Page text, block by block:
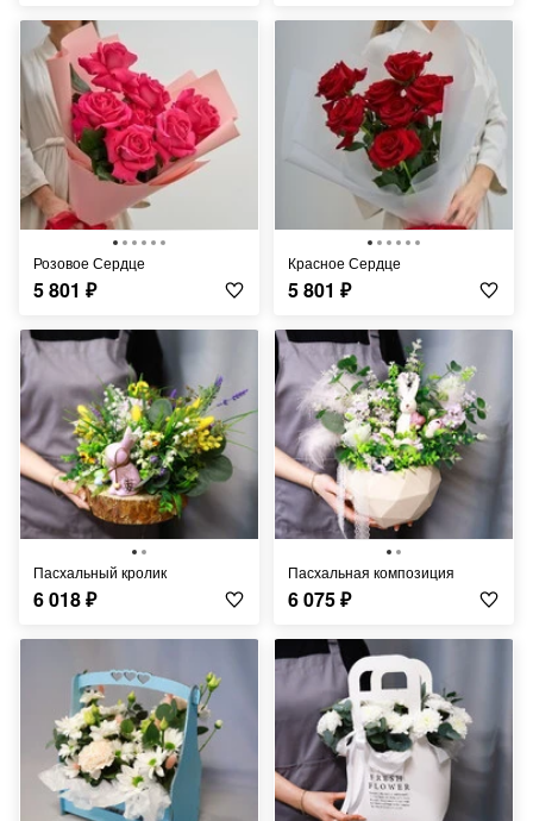
Розовое Сердце
5 801 ₽
Красное Сердце
5 801 ₽
Пасхальный кролик
6 018₽
Пасхальная композиция
6 075₽